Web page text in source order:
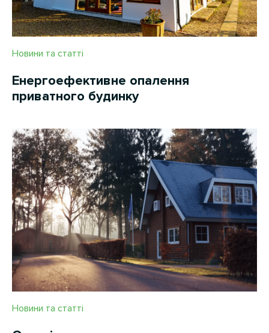
Новини та статті
Енергоефективне опалення
приватного будинку
Новини та статті